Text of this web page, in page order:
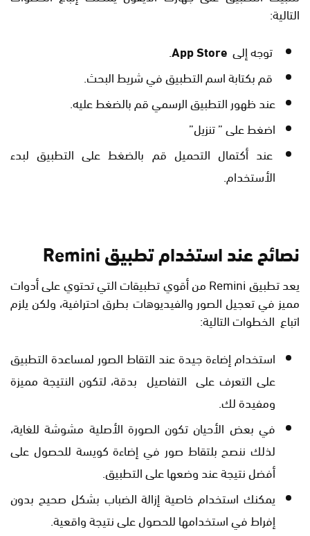
التالية:
توجه إلى App Store
.
قم بكتابة اسم التطبيق في شريط البحث.
عند ظهور التطبيق الرسمي قم بالضغط عليه.
اضغط على ” تنزيل”
عند أكتمال التحميل قم بالضغط على التطبيق لبدء
الأستخدام.
نصائح عند استخدام تطبيق Remini
يعد تطبيق Remini من أقوي تطبيقات التي تحتوي على أدوات
مميز في تعجيل الصور والفيديوهات بطرق احترافية، ولكن يلزم
اتباع الخطوات التالية:
استخدام إضاءة جيدة عند التقاط الصور لمساعدة التطبيق
على التعرف على التفاصيل بدقة، لتكون النتيجة مميزة
ومفيدة لك.
في بعض الأحيان تكون الصورة الأصلية مشوشة للغاية،
لذلك ننصح بلتقاط صور في إضاءة كويسة للحصول على
أفضل نتيجة عند وضعها على التطبيق.
يمكنك استخدام خاصية إزالة الضباب بشكل صحيح بدون
إفراط في استخدامها للحصول على نتيجة واقعية.